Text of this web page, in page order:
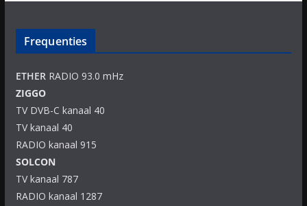
Frequenties
ETHERRADIO 93.0 mHz
ZIGGO
TV DVB-C kanaal 40
TV kanaal 40
RADIO kanaal 915
SOLCON
TV kanaal 787
RADIO kanaal 1287